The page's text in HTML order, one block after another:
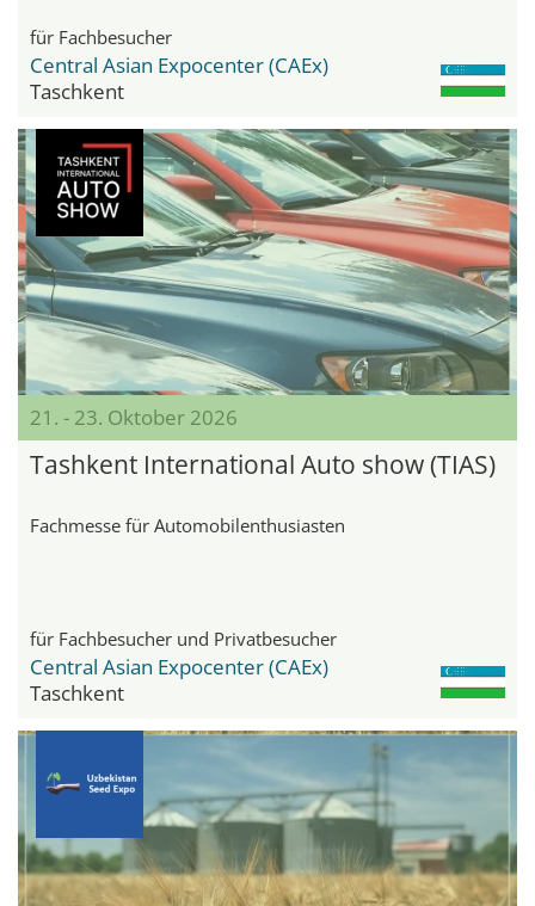
für Fachbesucher
Central Asian Expocenter (CAEx)
Taschkent
21. - 23. Oktober 2026
Tashkent International Auto show (TIAS)
Fachmesse für Automobilenthusiasten
für Fachbesucher und Privatbesucher
Central Asian Expocenter (CAEx)
Taschkent